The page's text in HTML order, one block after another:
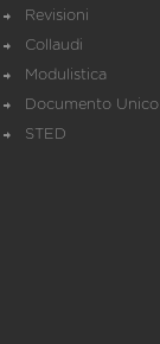
Revisioni
Collaudi
Modulistica
Documento Unico
STED